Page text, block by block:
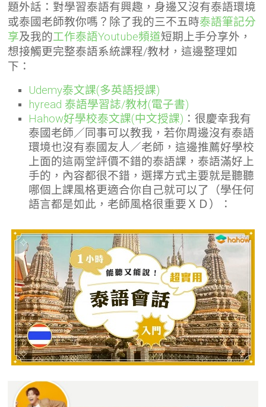
題外話：對學習泰語有興趣，身邊又沒有泰語環境
或泰國老師教你嗎？除了我的三不五時泰語筆記分
享及我的工作泰語Youtube頻道短期上手分享外，
想接觸更完整泰語系統課程/教材，這邊整理如
下：
Udemy泰文課(多英語授課)
hyread 泰語學習誌/教材(電子書)
Hahow好學校泰文課(中文授課) ：很慶幸我有
泰國老師／同事可以教我，若你周邊沒有泰語
環境也沒有泰國友人／老師，這邊推薦好學校
上面的這兩堂評價不錯的泰語課，泰語滿好上
手的，內容都很不錯，選擇方式主要就是聽聽
哪個上課風格更適合你自己就可以了（學任何
語言都是如此，老師風格很重要ＸＤ）：